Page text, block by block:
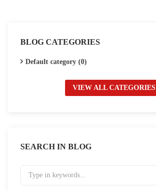
BLOG CATEGORIES
Default category (0)
VIEW ALL CATEGORIES
SEARCH IN BLOG